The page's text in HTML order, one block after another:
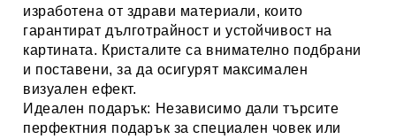
изработена от здрави материали, които
гарантират дълготрайност и устойчивост на
картината. Кристалите са внимателно подбрани
и поставени, за да осигурят максимален
визуален ефект.
Идеален подарък: Независимо дали търсите
перфектния подарък за специален човек или